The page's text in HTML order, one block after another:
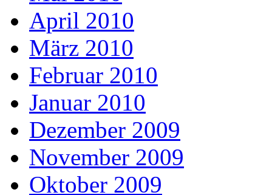
April 2010
März 2010
Februar 2010
Januar 2010
Dezember 2009
November 2009
Oktober 2009